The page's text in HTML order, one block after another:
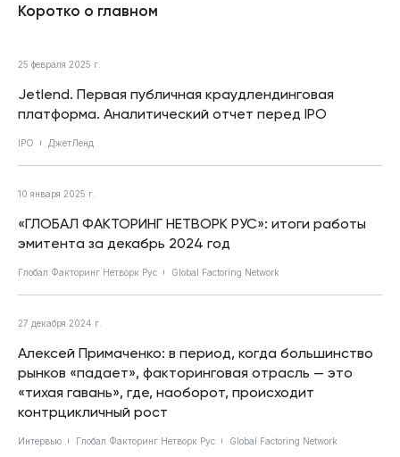
Коротко о главном
25 февраля 2025 г.
Jetlend. Первая публичная краудлендинговая
платформа. Аналитический отчет перед IPO
IPO ДжетЛенд
10 января 2025 г.
«ГЛОБАЛ ФАКТОРИНГ НЕТВОРК РУС»: итоги работы
эмитента за декабрь 2024 год
Глобал Факторинг Нетворк Рус Global Factoring Network
27 декабря 2024 г.
Алексей Примаченко: в период, когда большинство
рынков «падает», факторинговая отрасль — это
«тихая гавань», где, наоборот, происходит
контрцикличный рост
Интервью Глобал Факторинг Нетворк Рус Global Factoring Network